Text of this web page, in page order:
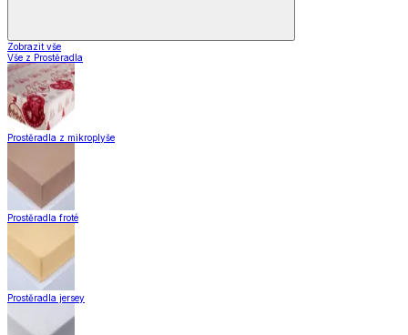
Zobrazit vše
Vše z Prostěradla
Prostěradla z mikroplyše
Prostěradla froté
Prostěradla jersey